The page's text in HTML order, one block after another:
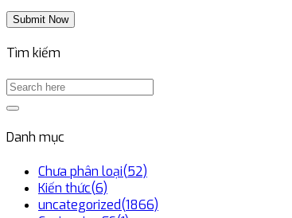
Submit Now
Tìm kiếm
Danh mục
Chưa phân loại(52)
Kiến thức(6)
uncategorized(1866)